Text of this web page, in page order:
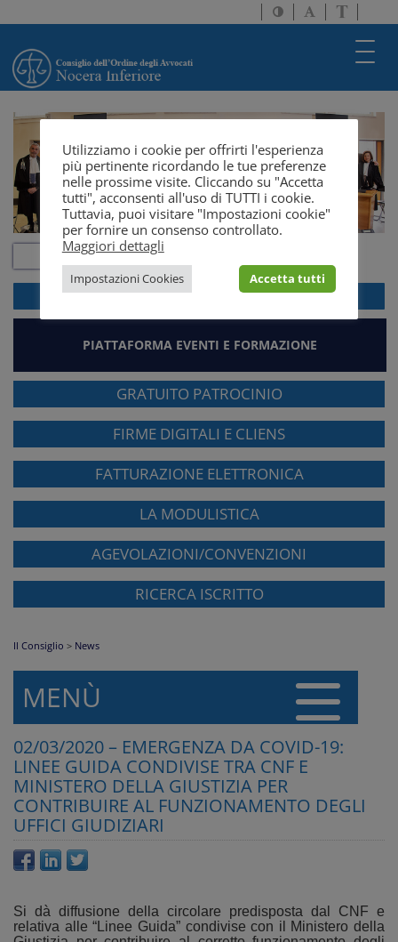
Attiva/disattiva
alto
Attiva/
dimensione
a
solo
ACCEDI ALLA WEBMAIL
PIATTAFORMA EVENTI E FORMAZIONE
GRATUITO PATROCINIO
FIRME DIGITALI E CLIENS
FATTURAZIONE ELETTRONICA
LA MODULISTICA
AGEVOLAZIONI/CONVENZIONI
RICERCA ISCRITTO
Il Consiglio > News
MENÙ
02/03/2020 – EMERGENZA DA COVID-19:
LINEE GUIDA CONDIVISE TRA CNF E
MINISTERO DELLA GIUSTIZIA PER
CONTRIBUIRE AL FUNZIONAMENTO DEGLI
UFFICI GIUDIZIARI
Si dà diffusione della circolare predisposta dal CNF e
relativa alle “Linee Guida” condivise con il Ministero della
Utilizziamo i cookie per offrirti l'esperienza
più pertinente ricordando le tue preferenze
nelle prossime visite. Cliccando su "Accetta
tutti", acconsenti all'uso di TUTTI i cookie.
Tuttavia, puoi visitare "Impostazioni cookie"
per fornire un consenso controllato.
Maggiori dettagli
Impostazioni Cookies Accetta tutti